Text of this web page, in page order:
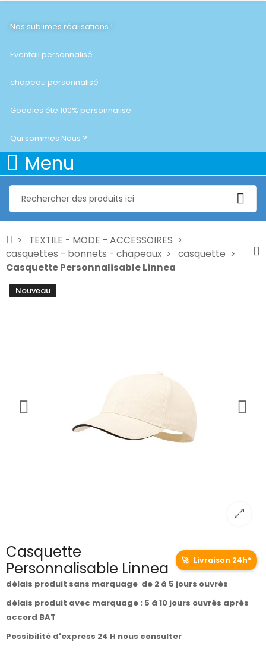
Nos sublimes réalisations !
Eventail personnalisé
chapeau personnalisé
Goodies été 100% personnalisé
Qui sommes Nous ?
Menu
TEXTILE - MODE - ACCESSOIRES
casquettes - bonnets - chapeaux
casquette
Casquette Personnalisable Linnea
Nouveau
Casquette
Personnalisable Linnea
🚀 Livraison 24h*
délais produit sans marquage de 2 à 5 jours ouvrés
délais produit avec marquage : 5 à 10 jours ouvrés après
accord BAT
Possibilité d'express 24 H nous consulter